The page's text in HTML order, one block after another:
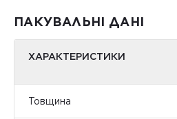
ПАКУВАЛЬНІ ДАНІ
ХАРАКТЕРИСТИКИ
Товщина